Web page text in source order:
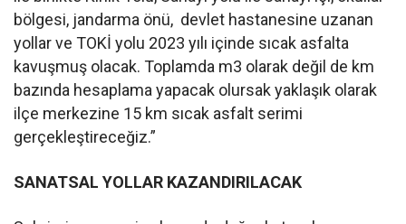
bölgesi, jandarma önü, devlet hastanesine uzanan
yollar ve TOKİ yolu 2023 yılı içinde sıcak asfalta
kavuşmuş olacak. Toplamda m3 olarak değil de km
bazında hesaplama yapacak olursak yaklaşık olarak
ilçe merkezine 15 km sıcak asfalt serimi
gerçekleştireceğiz.”
SANATSAL YOLLAR KAZANDIRILACAK